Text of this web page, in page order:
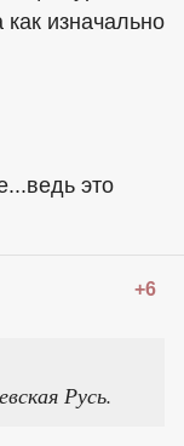
изначально
это
+6
Русь.